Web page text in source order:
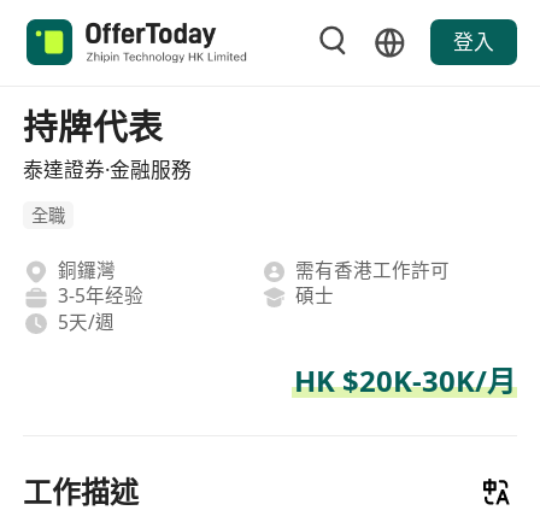
登入
持牌代表
泰達證券·金融服務
全職
銅鑼灣
需有香港工作許可
3-5年经验
碩士
5天/週
HK $20K-30K/月
工作描述